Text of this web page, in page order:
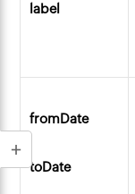
label
fromDate
toDate